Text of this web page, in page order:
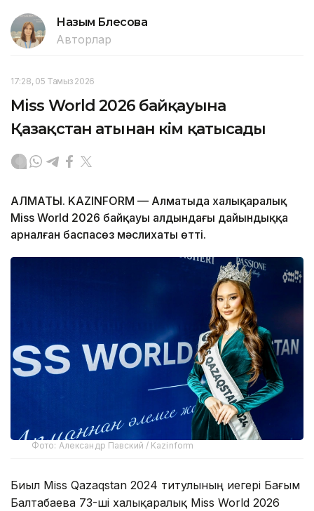
Назым Бөлесова
Авторлар
17:28, 05 Тамыз 2026
Miss World 2026 байқауына
Қазақстан атынан кім қатысады
АЛМАТЫ. KAZINFORM — Алматыда халықаралық
Miss World 2026 байқауы алдындағы дайындыққа
арналған баспасөз мәслихаты өтті.
Фото: Александр Павский / Kazinform
Биыл Miss Qazaqstan 2024 титулының иегері Бағым
Балтабаева 73-ші халықаралық Miss World 2026